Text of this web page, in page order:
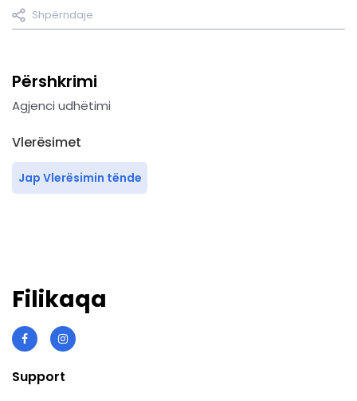
Shpërndaje
Përshkrimi
Agjenci udhëtimi
Vlerësimet
Jap Vlerësimin tënde
Filikaqa
Support